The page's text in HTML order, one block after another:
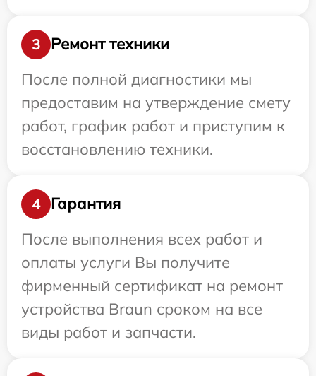
3
Ремонт техники
После полной диагностики мы
предоставим на утверждение смету
работ, график работ и приступим к
восстановлению техники.
4
Гарантия
После выполнения всех работ и
оплаты услуги Вы получите
фирменный сертификат на ремонт
устройства Braun сроком на все
виды работ и запчасти.